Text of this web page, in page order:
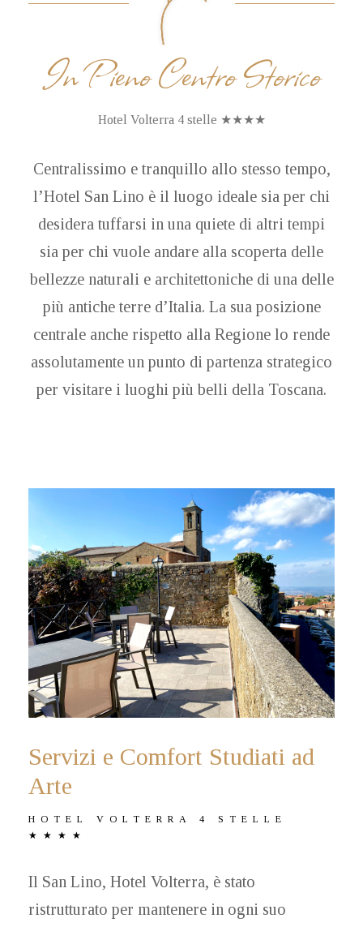
In Pieno Centro Storico
Hotel Volterra 4 stelle ★★★★
Centralissimo e tranquillo allo stesso tempo,
l’Hotel San Lino è il luogo ideale sia per chi
desidera tuffarsi in una quiete di altri tempi
sia per chi vuole andare alla scoperta delle
bellezze naturali e architettoniche di una delle
più antiche terre d’Italia. La sua posizione
centrale anche rispetto alla Regione lo rende
assolutamente un punto di partenza strategico
per visitare i luoghi più belli della Toscana.
Servizi e Comfort Studiati ad
Arte
HOTEL VOLTERRA 4 STELLE
★★★★
Il San Lino, Hotel Volterra, è stato
ristrutturato per mantenere in ogni suo